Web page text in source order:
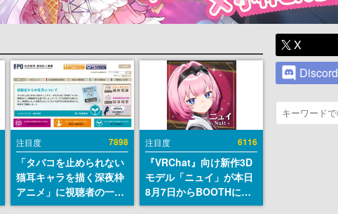
注目度 7898
「タバコを止められない
猫耳キャラを描く深夜枠
アニメ」に視聴者の一部
から批判意見。違法薬物
注目度 6116
『VRChat』向け新作3D
モデル「ニュイ」が本日
8月7日からBOOTHにて
発売。瞳に光る星や感情
X
Discord